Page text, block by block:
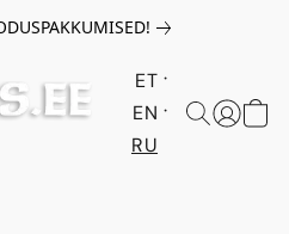
ET
EN
RU